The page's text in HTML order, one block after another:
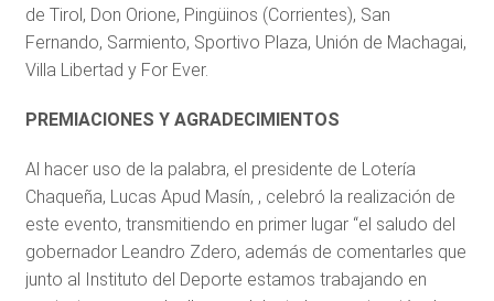
de Tirol, Don Orione, Pingüinos (Corrientes), San
Fernando, Sarmiento, Sportivo Plaza, Unión de Machagai,
Villa Libertad y For Ever.
PREMIACIONES Y AGRADECIMIENTOS
Al hacer uso de la palabra, el presidente de Lotería
Chaqueña, Lucas Apud Masín, , celebró la realización de
este evento, transmitiendo en primer lugar “el saludo del
gobernador Leandro Zdero, además de comentarles que
junto al Instituto del Deporte estamos trabajando en